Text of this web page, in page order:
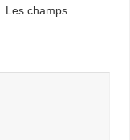
Les champs